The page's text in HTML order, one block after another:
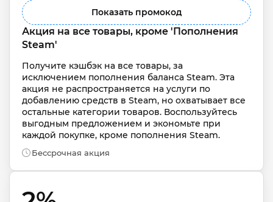
Показать промокод
Акция на все товары, кроме 'Пополнения
Steam'
Получите кэшбэк на все товары, за
исключением пополнения баланса Steam. Эта
акция не распространяется на услуги по
добавлению средств в Steam, но охватывает все
остальные категории товаров. Воспользуйтесь
выгодным предложением и экономьте при
каждой покупке, кроме пополнения Steam.
Бессрочная акция